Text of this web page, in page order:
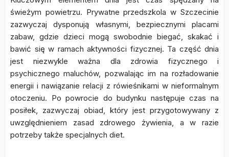
świeżym powietrzu. Prywatne przedszkola w Szczecinie
zazwyczaj dysponują własnymi, bezpiecznymi placami
zabaw, gdzie dzieci mogą swobodnie biegać, skakać i
bawić się w ramach aktywności fizycznej. Ta część dnia
jest niezwykle ważna dla zdrowia fizycznego i
psychicznego maluchów, pozwalając im na rozładowanie
energii i nawiązanie relacji z rówieśnikami w nieformalnym
otoczeniu. Po powrocie do budynku następuje czas na
posiłek, zazwyczaj obiad, który jest przygotowywany z
uwzględnieniem zasad zdrowego żywienia, a w razie
potrzeby także specjalnych diet.